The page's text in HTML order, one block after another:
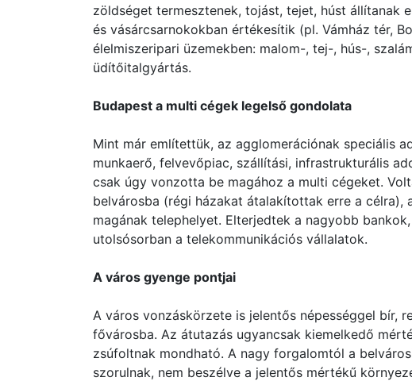
zöldséget termesztenek, tojást, tejet, húst állítanak
és vásárcsarnokokban értékesítik (pl. Vámház tér,
élelmiszeripari üzemekben: malom-, tej-, hús-,
üdítőitalgyártás.
Budapest a multi cégek legelső gondolata
Mint már említettük, az agglomerációnak speciális
munkaerő, felvevőpiac, szállítási, infrastrukturális
csak úgy vonzotta be magához a multi cégeket.
belvárosba (régi házakat átalakítottak erre a
magának telephelyet. Elterjedtek a nagyobb
utolsósorban a telekommunikációs vállalatok.
A város gyenge pontjai
A város vonzáskörzete is jelentős népességgel bír,
fővárosba. Az átutazás ugyancsak kiemelkedő
zsúfoltnak mondható. A nagy forgalomtól a
szorulnak, nem beszélve a jelentős mértékű